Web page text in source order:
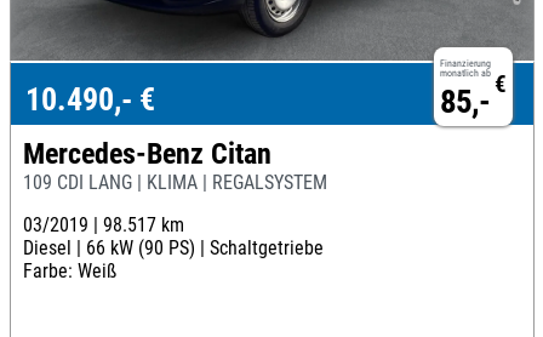
Finanzierung
monatlich ab €
85,-
10.490,- €
Mercedes-Benz Citan
109 CDI LANG | KLIMA | REGALSYSTEM
03/2019 | 98.517 km
Diesel | 66 kW (90 PS) | Schaltgetriebe
Farbe: Weiß